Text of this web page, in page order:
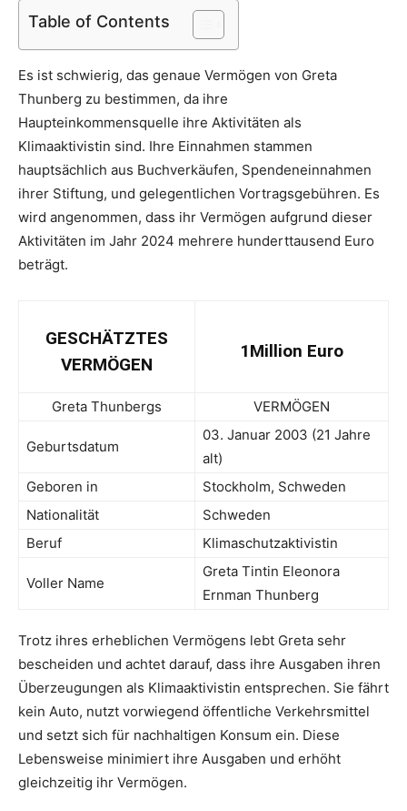
Table of Contents
Es ist schwierig, das genaue Vermögen von Greta
Thunberg zu bestimmen, da ihre
Haupteinkommensquelle ihre Aktivitäten als
Klimaaktivistin sind. Ihre Einnahmen stammen
hauptsächlich aus Buchverkäufen, Spendeneinnahmen
ihrer Stiftung, und gelegentlichen Vortragsgebühren. Es
wird angenommen, dass ihr Vermögen aufgrund dieser
Aktivitäten im Jahr 2024 mehrere hunderttausend Euro
beträgt.
GESCHÄTZTES
VERMÖGEN
1Million Euro
Greta Thunbergs VERMÖGEN
Geburtsdatum
03. Januar 2003 (21 Jahre
alt)
Geboren in
Stockholm, Schweden
Nationalität
Schweden
Beruf
Klimaschutzaktivistin
Voller Name
Greta Tintin Eleonora
Ernman Thunberg
Trotz ihres erheblichen Vermögens lebt Greta sehr
bescheiden und achtet darauf, dass ihre Ausgaben ihren
Überzeugungen als Klimaaktivistin entsprechen. Sie fährt
kein Auto, nutzt vorwiegend öffentliche Verkehrsmittel
und setzt sich für nachhaltigen Konsum ein. Diese
Lebensweise minimiert ihre Ausgaben und erhöht
gleichzeitig ihr Vermögen.